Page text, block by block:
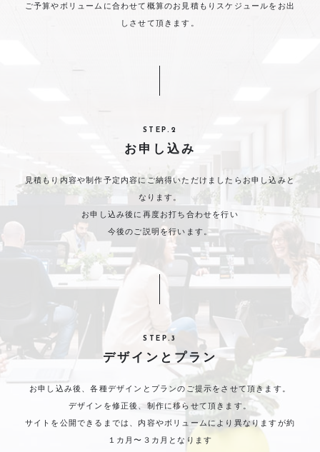
ご予算やボリュームに合わせて概算のお見積もりスケジュールをお出
しさせて頂きます。
STEP.2
お申し込み
見積もり内容や制作予定内容にご納得いただけましたらお申し込みと
なります。
お申し込み後に再度お打ち合わせを行い
今後のご説明を行います。
STEP.3
デザインとプラン
お申し込み後、各種デザインとプランのご提示をさせて頂きます。
デザインを修正後、制作に移らせて頂きます。
サイトを公開できるまでは、内容やボリュームにより異なりますが約
１カ月〜３カ月となります